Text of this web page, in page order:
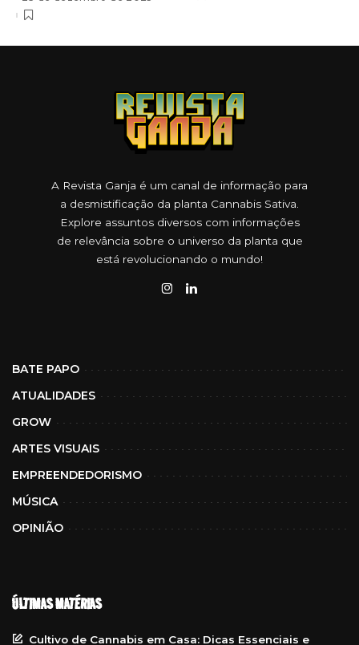
A Revista Ganja é um canal de informação para
a desmistificação da planta Cannabis Sativa.
Explore assuntos diversos com informações
de relevância sobre o universo da planta que
está revolucionando o mundo!
BATE PAPO
ATUALIDADES
GROW
ARTES VISUAIS
EMPREENDEDORISMO
MÚSICA
OPINIÃO
ÚLTIMAS MATÉRIAS
Cultivo de Cannabis em Casa: Dicas Essenciais e